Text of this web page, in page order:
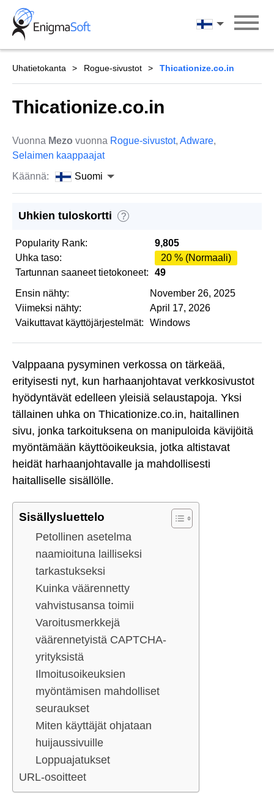
Skip
content
Suomi
Uhatietokanta Rogue-sivustot Thicationize.co.in
Thicationize.co.in
Vuonna Mezo vuonna Rogue-sivustot, Adware,
Selaimen kaappaajat
Käännä:
Suomi
Uhkien tuloskortti ?
Popularity Rank:
9,805
Uhka taso:
20 % (Normaali)
Tartunnan saaneet tietokoneet:
49
Ensin nähty:
November 26, 2025
Viimeksi nähty:
April 17, 2026
Vaikuttavat käyttöjärjestelmät:
Windows
Valppaana pysyminen verkossa on tärkeää,
erityisesti nyt, kun harhaanjohtavat verkkosivustot
hyödyntävät edelleen yleisiä selaustapoja. Yksi
tällainen uhka on Thicationize.co.in, haitallinen
sivu, jonka tarkoituksena on manipuloida kävijöitä
myöntämään käyttöoikeuksia, jotka altistavat
heidät harhaanjohtavalle ja mahdollisesti
haitalliselle sisällölle.
Sisällysluettelo
Petollinen asetelma
naamioituna lailliseksi
tarkastukseksi
Kuinka väärennetty
vahvistusansa toimii
Varoitusmerkkejä
väärennetyistä CAPTCHA-
yrityksistä
Ilmoitusoikeuksien
myöntämisen mahdolliset
seuraukset
Miten käyttäjät ohjataan
huijaussivuille
Loppuajatukset
URL-osoitteet